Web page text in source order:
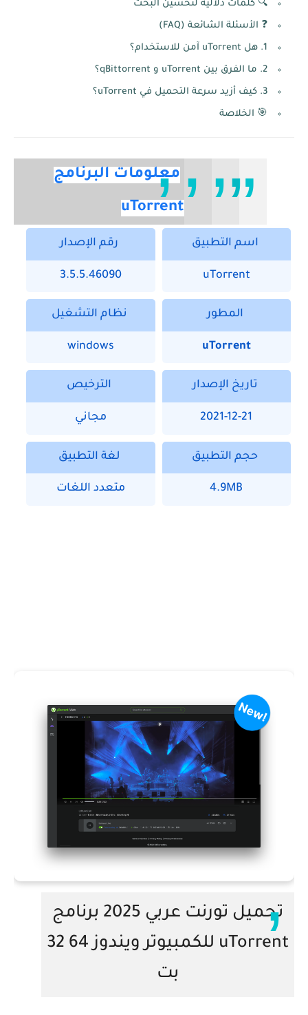
🔍 كلمات دلالية لتحسين البحث
❓ الأسئلة الشائعة (FAQ)
1. هل uTorrent آمن للاستخدام؟
2. ما الفرق بين uTorrent و qBittorrent؟
3. كيف أزيد سرعة التحميل في uTorrent؟
🎯 الخلاصة
معلومات البرنامج
uTorrent
اسم التطبيق
uTorrent
رقم الإصدار
3.5.5.46090
المطور
uTorrent
نظام التشغيل
windows
تاريخ الإصدار
2021-12-21
الترخيص
مجاني
حجم التطبيق
4.9MB
لغة التطبيق
متعدد اللغات
تحميل تورنت عربي 2025 برنامج
uTorrent للكمبيوتر ويندوز 64 32
بت